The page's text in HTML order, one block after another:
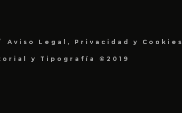
Aviso Legal, Privacidad y Cookies
y Tipografía ©2019